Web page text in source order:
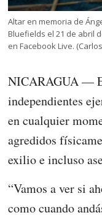
Altar en memoria de
Bluefields el 21 de abril
en Facebook Live.
NICARAGUA —
independientes
en cualquier
agredidos
exilio e incluso
“Vamos a ver si
como cuando